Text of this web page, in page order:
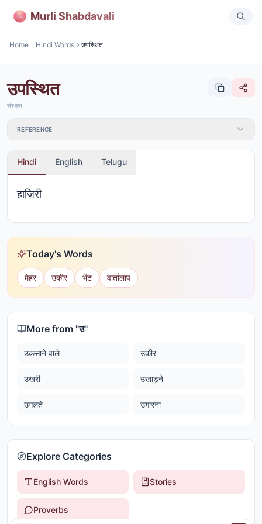
Murli Shabdavali
Home Hindi Words उपस्थित
उपस्थित
संस्कृत
REFERENCE
Hindi English Telugu
हाज़िरी
Today's Words
मेहर उकीर भेंट वार्तालाप
More from "उ"
उकसाने वाले उकीर
उखरी उखाड़ने
उगलते उगारना
Explore Categories
English Words Stories
Proverbs